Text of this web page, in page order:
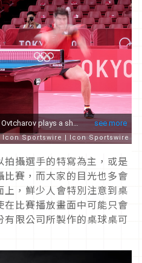
攝選手的特寫為主，或是
賽，而大家的目光也多會
，鮮少人會特別注意到桌
比賽播放畫面中可能只會
限公司所製作的桌球桌可